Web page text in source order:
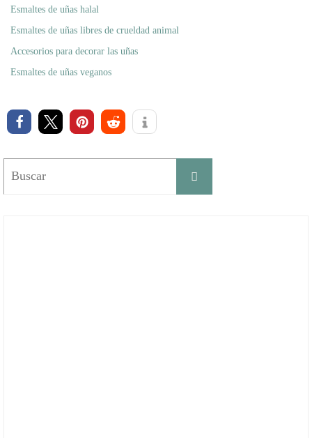
Esmaltes de uñas halal
Esmaltes de uñas libres de crueldad animal
Accesorios para decorar las uñas
Esmaltes de uñas veganos